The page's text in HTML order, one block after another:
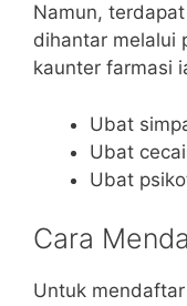
Namun,
dihantar melalui
kaunter farmasi
Ubat
Ubat
Ubat
Cara
Untuk